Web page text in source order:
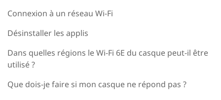
Connexion à un réseau Wi-Fi
Désinstaller les applis
Dans quelles régions le Wi-Fi 6E du casque peut-il être
utilisé ?
Que dois-je faire si mon casque ne répond pas ?